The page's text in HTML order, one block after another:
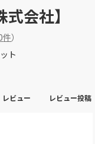
会社】
件）
ト
レビュー レビュー投稿